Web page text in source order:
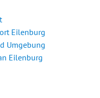
Eilenburg
Umgebung
Eilenburg